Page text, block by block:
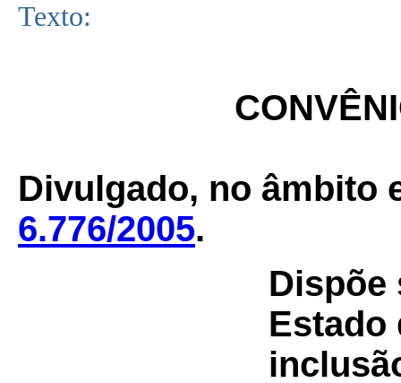
Texto:
Divulgado, no âmbito
6.776/2005.
Dispõe
Estado